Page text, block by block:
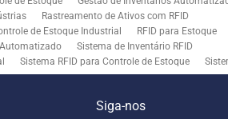
Rastreamento de Ativos com RFID
de Estoque Industrial RFID para Estoque
Sistema de Inventário RFID
Sistema RFID para Controle de Estoque
Etiquetas
Soluções em Rastreamento RFID
para Integração
Middleware para
Siga-nos